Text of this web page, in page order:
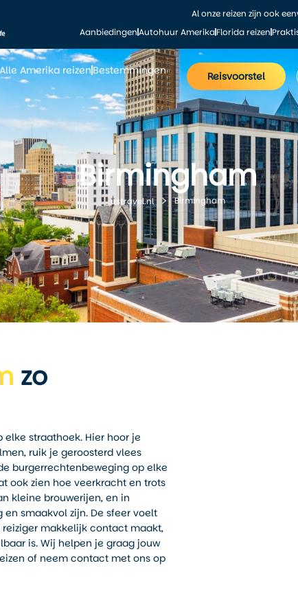
Al onze reizen zijn ook
AanbiedingenAutohuur AmerikaFlorida reizen
Alle Amerika reizen Bestemmingen Reisvoorstel
Birmingham
ustravel.nl Birmingham
zo
straathoek. Hier hoor je
ruik je geroosterd vlees
burgerrechtenbeweging op elke
ook zien hoe veerkracht en trots
kleine brouwerijen, en in
smaakvol zijn. De sfeer voelt
makkelijk contact maakt,
is. Wij helpen je graag jouw
of neem contact met ons op